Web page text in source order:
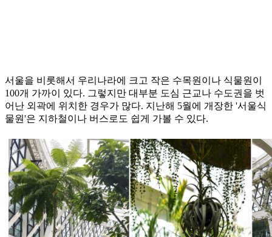
서울을 비롯해서 우리나라에 크고 작은 수목원이나 식물원이
100개 가까이 있다. 그렇지만 대부분 도심 근교나 수도권을 벗
어난 외곽에 위치한 경우가 많다. 지난해 5월에 개장한 '서울식
물원'은 지하철이나 버스로도 쉽게 가볼 수 있다.